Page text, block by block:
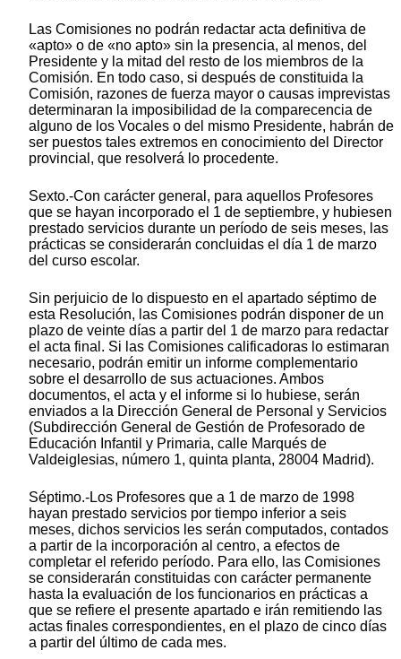
Las Comisiones no podrán redactar acta definitiva de
«apto» o de «no apto» sin la presencia, al menos, del
Presidente y la mitad del resto de los miembros de la
Comisión. En todo caso, si después de constituida la
Comisión, razones de fuerza mayor o causas imprevistas
determinaran la imposibilidad de la comparecencia de
alguno de los Vocales o del mismo Presidente, habrán de
ser puestos tales extremos en conocimiento del Director
provincial, que resolverá lo procedente.
Sexto.-Con carácter general, para aquellos Profesores
que se hayan incorporado el 1 de septiembre, y hubiesen
prestado servicios durante un período de seis meses, las
prácticas se considerarán concluidas el día 1 de marzo
del curso escolar.
Sin perjuicio de lo dispuesto en el apartado séptimo de
esta Resolución, las Comisiones podrán disponer de un
plazo de veinte días a partir del 1 de marzo para redactar
el acta final. Si las Comisiones calificadoras lo estimaran
necesario, podrán emitir un informe complementario
sobre el desarrollo de sus actuaciones. Ambos
documentos, el acta y el informe si lo hubiese, serán
enviados a la Dirección General de Personal y Servicios
(Subdirección General de Gestión de Profesorado de
Educación Infantil y Primaria, calle Marqués de
Valdeiglesias, número 1, quinta planta, 28004 Madrid).
Séptimo.-Los Profesores que a 1 de marzo de 1998
hayan prestado servicios por tiempo inferior a seis
meses, dichos servicios les serán computados, contados
a partir de la incorporación al centro, a efectos de
completar el referido período. Para ello, las Comisiones
se considerarán constituidas con carácter permanente
hasta la evaluación de los funcionarios en prácticas a
que se refiere el presente apartado e irán remitiendo las
actas finales correspondientes, en el plazo de cinco días
a partir del último de cada mes.